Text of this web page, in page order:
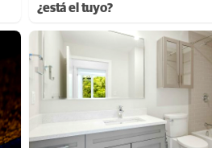
¿está el tuyo?